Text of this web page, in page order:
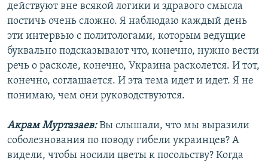
действуют вне всякой логики и здравого смысла
постичь очень сложно. Я наблюдаю каждый день
эти интервью с политологами, которым ведущие
буквально подсказывают что, конечно, нужно вести
речь о расколе, конечно, Украина расколется. И тот,
конечно, соглашается. И эта тема идет и идет. Я не
понимаю, чем они руководствуются.
Акрам Муртазаев:Вы слышали, что мы выразили
соболезнования по поводу гибели украинцев? А
видели, чтобы носили цветы к посольству? Когда